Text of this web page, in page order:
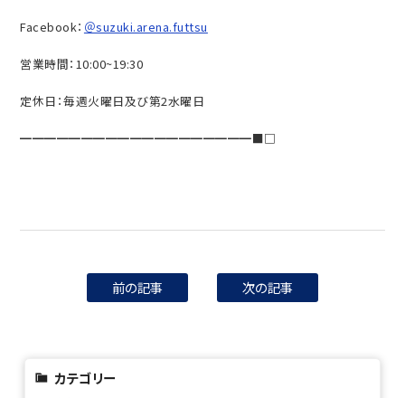
Facebook： ＠suzuki.arena.futtsu
営業時間：10:00~19:30
定休日：毎週火曜日及び第2水曜日
━━━━━━━━━━━━━━━━━━━■□
前の記事 次の記事
カテゴリー